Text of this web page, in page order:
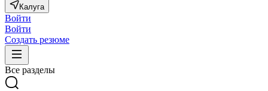
Калуга
Войти
Войти
Создать резюме
Все разделы